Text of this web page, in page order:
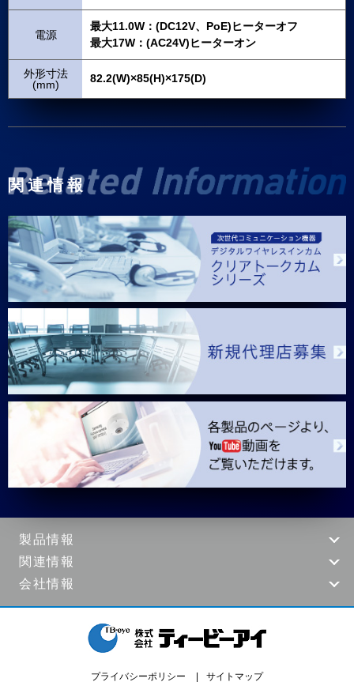
電源
最大11.0W：(DC12V、PoE)ヒーターオフ
最大17W：(AC24V)ヒーターオン
外形寸法
(mm)
82.2(W)×85(H)×175(D)
関連情報
製品情報
関連情報
会社情報
プライバシーポリシー サイトマップ